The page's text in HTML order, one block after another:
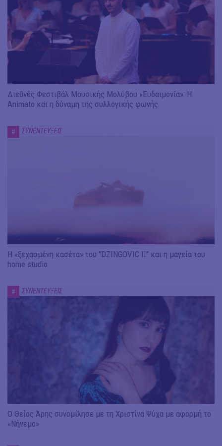
Διεθνές Φεστιβάλ Μουσικής Μολύβου «Ευδαιμονία»: Η
Animato και η δύναμη της συλλογικής φωνής
# ΣΥΝΕΝΤΕΥΞΕΙΣ
Η «ξεχασμένη κασέτα» του "DZINGOVIC II" και η μαγεία του
home studio
# ΣΥΝΕΝΤΕΥΞΕΙΣ
Ο Θείος Άρης συνομίλησε με τη Χριστίνα Ψύχα με αφορμή το
«Νήνεμο»